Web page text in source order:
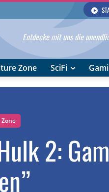
Entdecke mit uns die
Zone SciFi
2: